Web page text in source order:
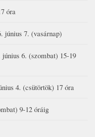
óra
június 7. (vasárnap)
6. (szombat) 15-19
4. (csütörtök) 17 óra
9-12 óráig